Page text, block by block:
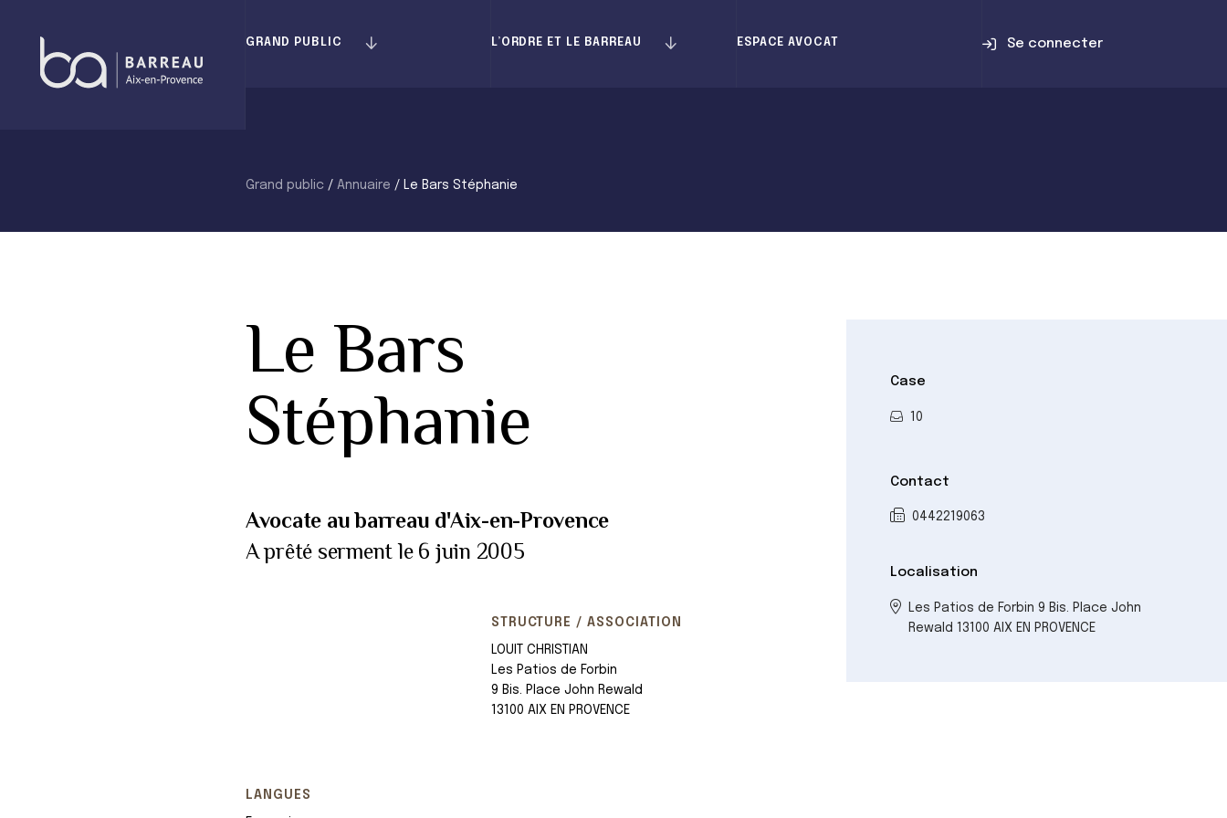
content
GRAND PUBLIC L’ORDRE ET LE BARREAU ESPACE AVOCAT Se connecter
Grand public/ Annuaire / Le Bars Stéphanie
Le Bars
Stéphanie
Avocate au barreau d'Aix-en-Provence
A prêté serment le 6 juin 2005
STRUCTURE / ASSOCIATION
LOUIT CHRISTIAN
Les Patios de Forbin
9 Bis. Place John Rewald
13100 AIX EN PROVENCE
LANGUES
Case
10
Contact
0442219063
Localisation
Les Patios de Forbin 9 Bis. Place John
Rewald 13100 AIX EN PROVENCE